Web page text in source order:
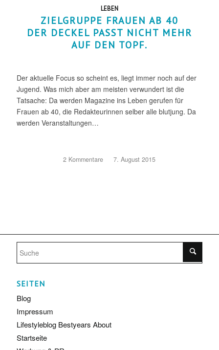
LEBEN
ZIELGRUPPE FRAUEN AB 40
DER DECKEL PASST NICHT MEHR
AUF DEN TOPF.
Der aktuelle Focus so scheint es, liegt immer noch auf der
Jugend. Was mich aber am meisten verwundert ist die
Tatsache: Da werden Magazine ins Leben gerufen für
Frauen ab 40, die Redakteurinnen selber alle blutjung. Da
werden Veranstaltungen…
2 Kommentare
/ 7. August 2015
SEITEN
Blog
Impressum
Lifestyleblog Bestyears About
Startseite